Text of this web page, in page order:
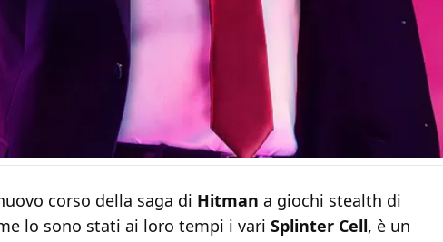
corso della saga di Hitman a giochi stealth di
lo sono stati ai loro tempi i vari Splinter Cell, è un